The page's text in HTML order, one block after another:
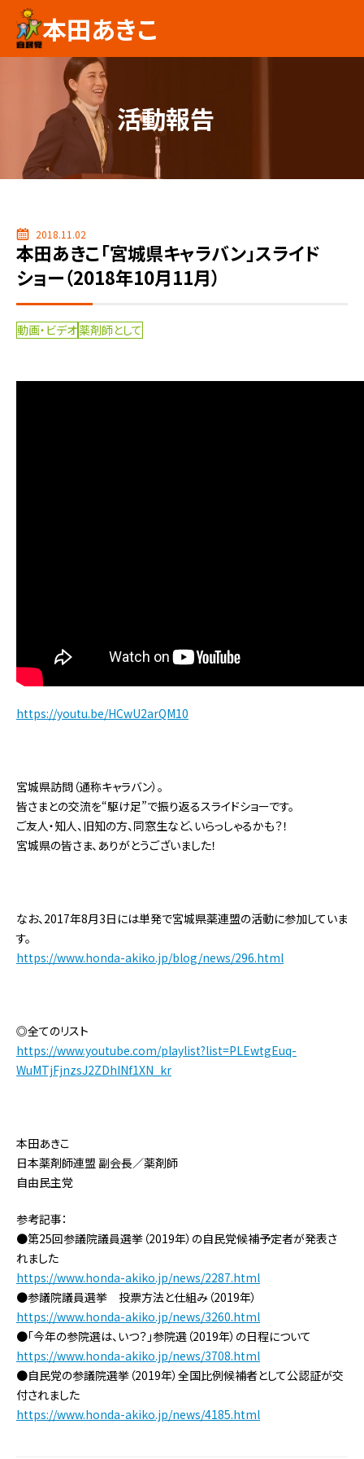
本田あきこ
活動報告
2018.11.02
本田あきこ「宮城県キャラバン」スライド
ショー（2018年10月11月）
動画・ビデオ薬剤師として
https://youtu.be/HCwU2arQM10
宮城県訪問（通称キャラバン）。
皆さまとの交流を“駆け足”で振り返るスライドショーです。
ご友人・知人、旧知の方、同窓生など、いらっしゃるかも？！
宮城県の皆さま、ありがとうございました！
なお、2017年8月3日には単発で宮城県薬連盟の活動に参加していま
す。
https://www.honda-akiko.jp/blog/news/296.html
◎全てのリスト
https://www.youtube.com/playlist?list=PLEwtgEuq-
WuMTjFjnzsJ2ZDhINf1XN_kr
本田あきこ
日本薬剤師連盟 副会長／薬剤師
自由民主党
参考記事：
●第25回参議院議員選挙（2019年）の自民党候補予定者が発表さ
れました
https://www.honda-akiko.jp/news/2287.html
●参議院議員選挙 投票方法と仕組み（2019年）
https://www.honda-akiko.jp/news/3260.html
●「今年の参院選は、いつ？」参院選（2019年）の日程について
https://www.honda-akiko.jp/news/3708.html
●自民党の参議院選挙（2019年）全国比例候補者として公認証が交
付されました
https://www.honda-akiko.jp/news/4185.html